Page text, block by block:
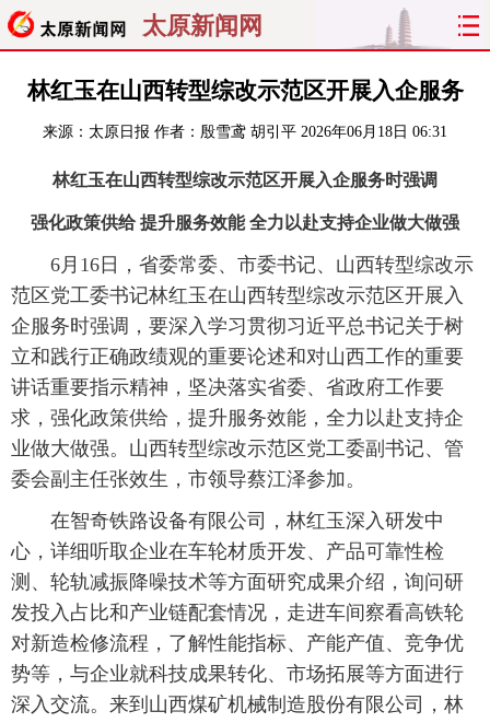
太原新闻网
首页 聚焦 太原 山西
经济 关注 文明 出行
纵横 曝光 综合 专题
看天下 晋月读 最太原 网罗民生
太原日报 太原晚报 热评 社区
林红玉在山西转型综改示范区开展入企服务
来源： 太原日报 作者：殷雪鸢 胡引平 2026年06月18日 06:31
林红玉在山西转型综改示范区开展入企服务时强调
强化政策供给 提升服务效能 全力以赴支持企业做大做强
6月16日，省委常委、市委书记、山西转型综改示
范区党工委书记林红玉在山西转型综改示范区开展入
企服务时强调，要深入学习贯彻习近平总书记关于树
立和践行正确政绩观的重要论述和对山西工作的重要
讲话重要指示精神，坚决落实省委、省政府工作要
求，强化政策供给，提升服务效能，全力以赴支持企
业做大做强。山西转型综改示范区党工委副书记、管
委会副主任张效生，市领导蔡江泽参加。
在智奇铁路设备有限公司，林红玉深入研发中
心，详细听取企业在车轮材质开发、产品可靠性检
测、轮轨减振降噪技术等方面研究成果介绍，询问研
发投入占比和产业链配套情况，走进车间察看高铁轮
对新造检修流程，了解性能指标、产能产值、竞争优
势等，与企业就科技成果转化、市场拓展等方面进行
深入交流。来到山西煤矿机械制造股份有限公司，林